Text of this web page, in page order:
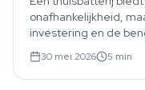
onafhankelijkheid,
investering en de
belangrijkste plus- en
30 mei 2026 5 min